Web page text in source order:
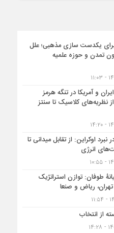
یکدست سازی مذهبی؛ علل
تمدن و حوزه علمیه
و آمریکا در تنگه هرمز
۱۴۰۵)؛ از نظریه‌های کلاسیک تا سنتز
نبرد اوکراین: از تقابل میدانی تا
انرژی
طوفان: توازن استراتژیک
ریاض و صنعا
از انتخاب